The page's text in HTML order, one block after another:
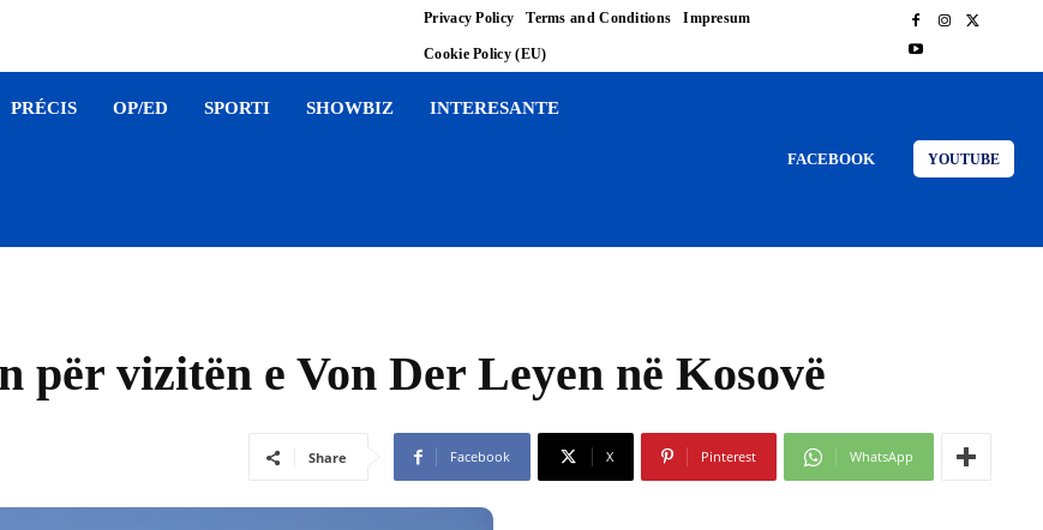
Privacy Policy Terms and Conditions Impresum
Cookie Policy (EU)
PRÉCIS OP/ED SPORTI SHOWBIZ INTERESANTE
FACEBOOK YOUTUBE
për vizitën e Von Der Leyen në Kosovë
Share Facebook X Pinterest WhatsApp